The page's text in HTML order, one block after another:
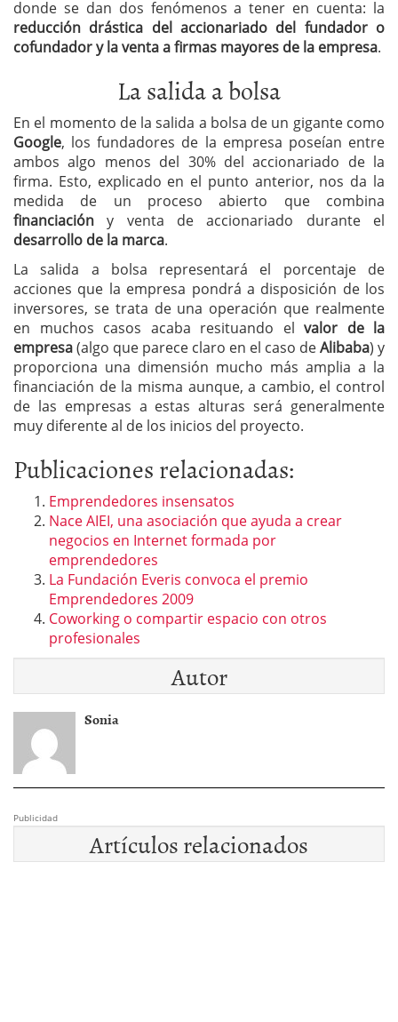
donde se dan dos fenómenos a tener en cuenta: la
reducción drástica del accionariado del fundador o
cofundador y la venta a firmas mayores de la empresa.
La salida a bolsa
En el momento de la salida a bolsa de un gigante como
Google, los fundadores de la empresa poseían entre
ambos algo menos del 30% del accionariado de la
firma. Esto, explicado en el punto anterior, nos da la
medida de un proceso abierto que combina
financiación y venta de accionariado durante el
desarrollo de la marca.
La salida a bolsa representará el porcentaje de
acciones que la empresa pondrá a disposición de los
inversores, se trata de una operación que realmente
en muchos casos acaba resituando el valor de la
empresa(algo que parece claro en el caso deAlibaba) y
proporciona una dimensión mucho más amplia a la
financiación de la misma aunque, a cambio, el control
de las empresas a estas alturas será generalmente
muy diferente al de los inicios del proyecto.
Publicaciones relacionadas:
Emprendedores insensatos
Nace AIEI, una asociación que ayuda a crear
negocios en Internet formada por
emprendedores
La Fundación Everis convoca el premio
Emprendedores 2009
Coworking o compartir espacio con otros
profesionales
Autor
Sonia
Publicidad
Artículos relacionados